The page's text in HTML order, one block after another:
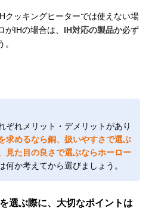
クッキングヒーターでは使えない場
IHの場合は、 IH対応の製品か必ず
ぞれメリット・デメリットがあり
求めるなら銅、扱いやすさで選ぶ
見た目の良さで選ぶならホーロー
何か考えてから選びましょう。
選ぶ際に、大切なポイントは